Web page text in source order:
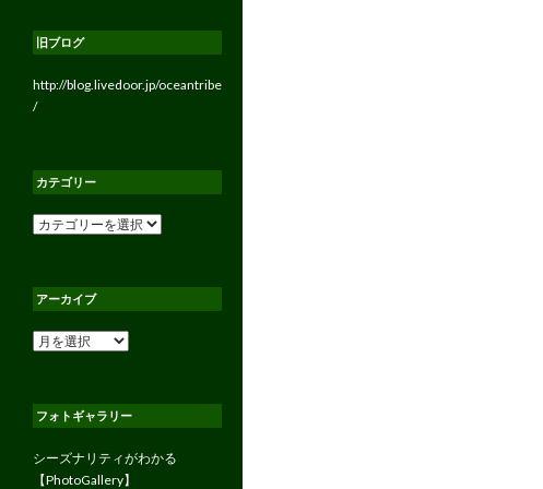
旧ブログ
http://blog.livedoor.jp/oceantribe
/
カテゴリー
カ
ー
アーカイブ
ア
ブ
フォトギャラリー
シーズナリティがわかる
【PhotoGallery】